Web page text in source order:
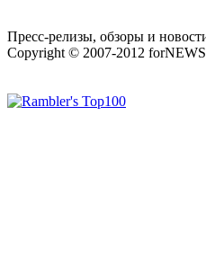
Пресс-релизы, обзоры и
Copyright © 2007-2012